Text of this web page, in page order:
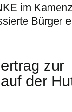
im
Bürger
zur
der